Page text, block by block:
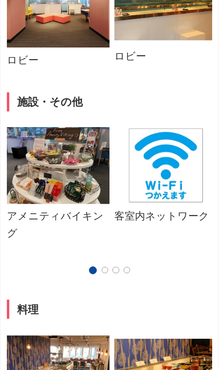
ロビー ロビー
施設・その他
アメニティバイキン
グ
客室内ネットワーク
料理